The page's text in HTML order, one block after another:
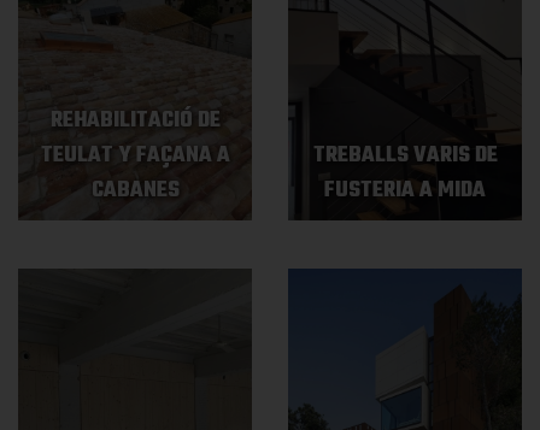
REHABILITACIÓ DE
TEULAT Y FAÇANA A
CABANES
TREBALLS VARIS DE
FUSTERIA A MIDA